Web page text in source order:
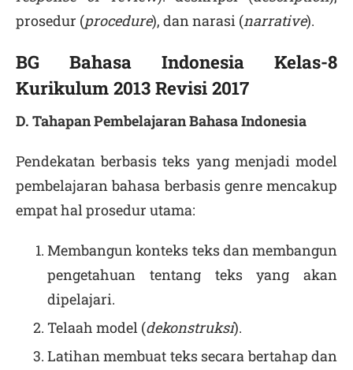
prosedur (procedure), dan narasi (narrative).
BG Bahasa Indonesia Kelas-8
Kurikulum 2013 Revisi 2017
D. Tahapan Pembelajaran Bahasa Indonesia
Pendekatan berbasis teks yang menjadi model
pembelajaran bahasa berbasis genre mencakup
empat hal prosedur utama:
Membangun konteks teks dan membangun
pengetahuan tentang teks yang akan
dipelajari.
Telaah model (dekonstruksi).
Latihan membuat teks secara bertahap dan